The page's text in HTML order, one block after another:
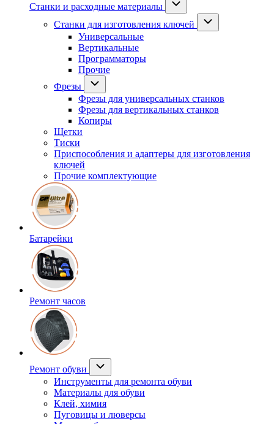
Станки и расходные материалы
Станки для изготовления ключей
Универсальные
Вертикальные
Программаторы
Прочие
Фрезы
Фрезы для универсальных станков
Фрезы для вертикальных станков
Копиры
Щетки
Тиски
Приспособления и адаптеры для изготовления
ключей
Прочие комплектующие
Батарейки
Ремонт часов
Ремонт обуви
Инструменты для ремонта обуви
Материалы для обуви
Клей, химия
Пуговицы и люверсы